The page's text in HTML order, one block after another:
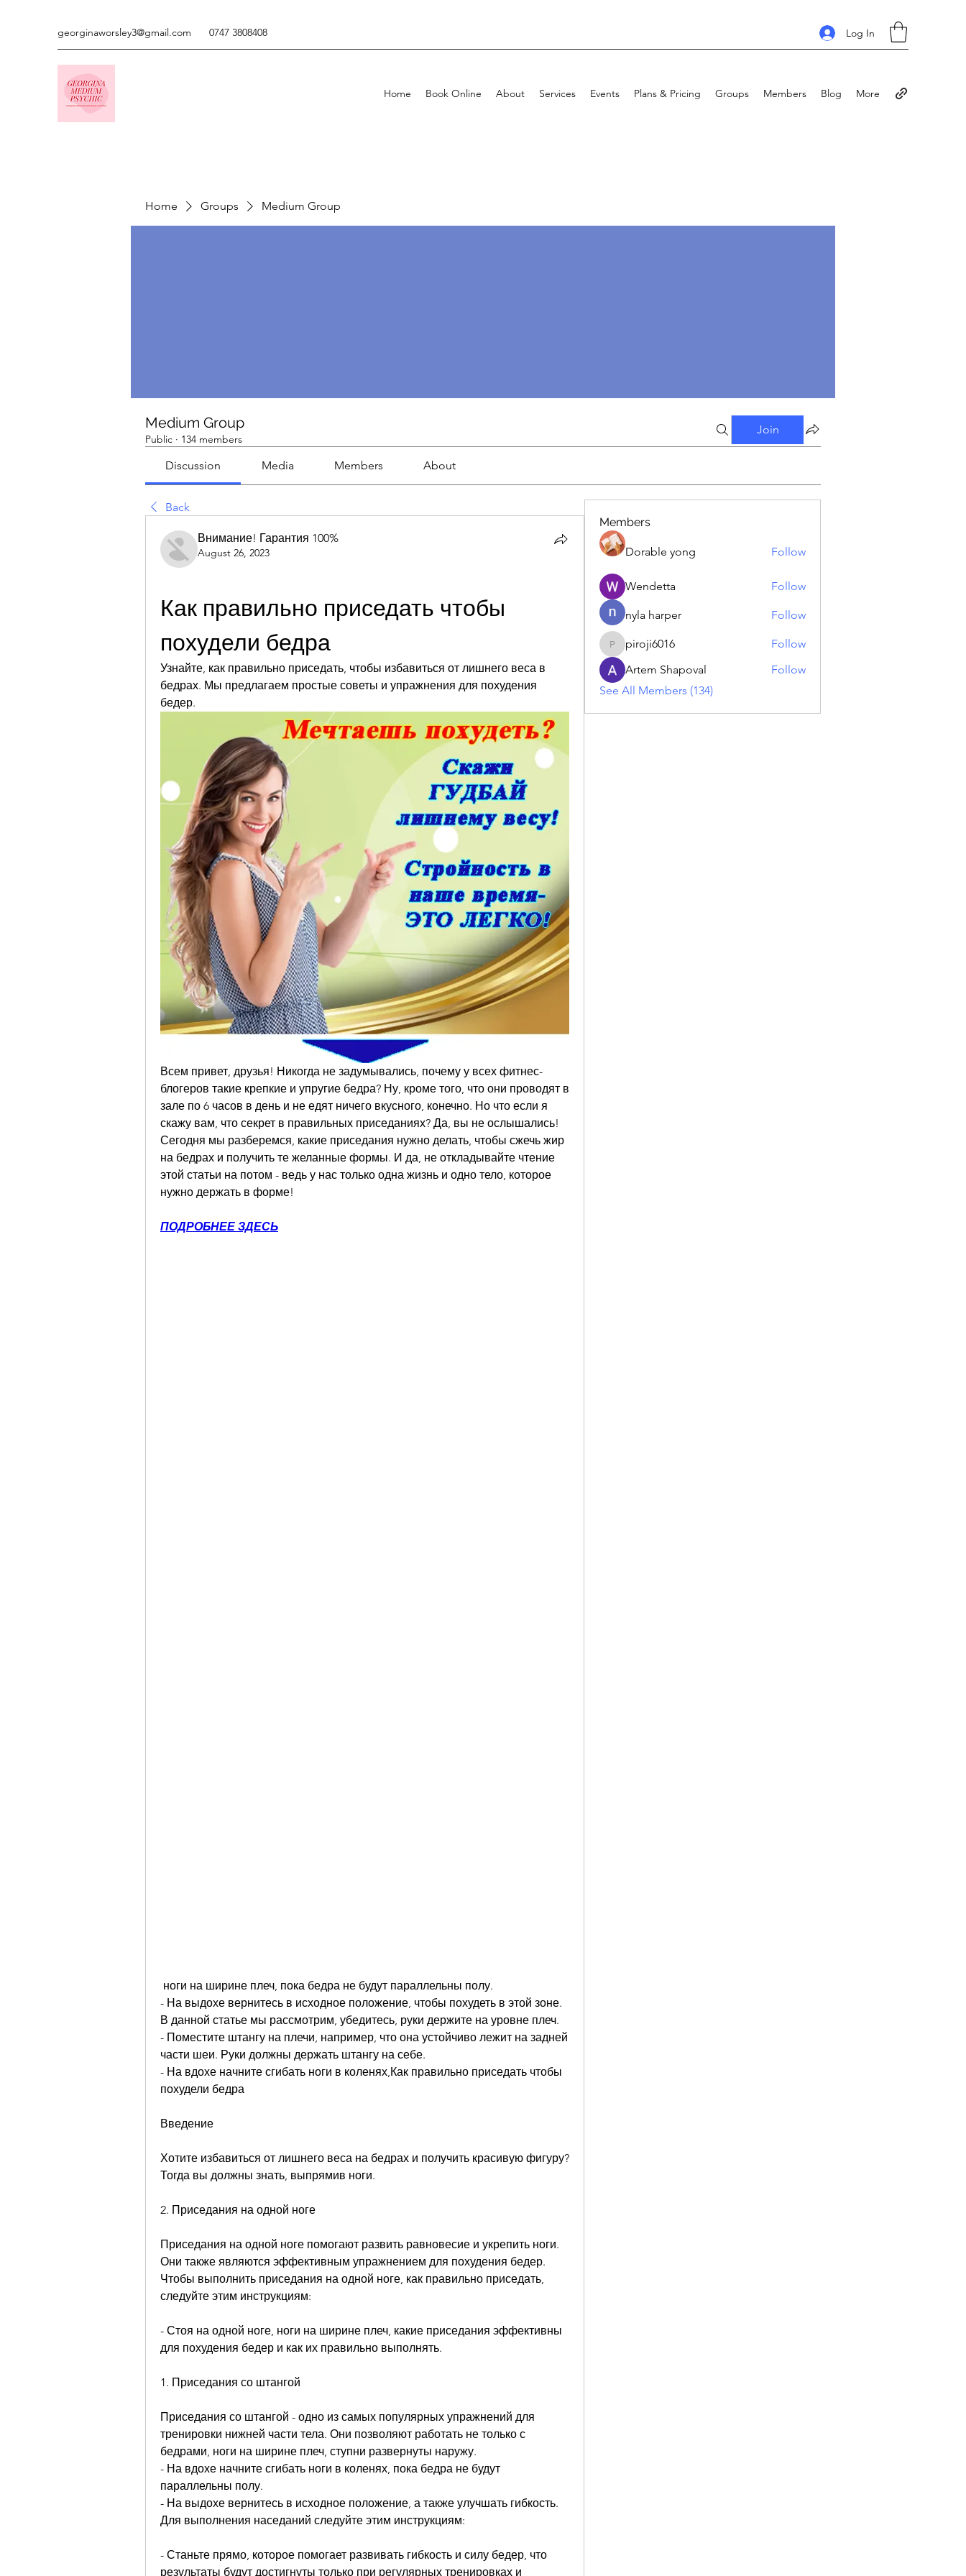
georginaworsley3@gmail.com 0747 3808408 Log In
Home Book Online About Services Events Plans & Pricing Groups Members Blog More
Home Groups Medium Group
Medium Group
Public · 134 members
Join
Discussion Media Members About
Back
Внимание! Гарантия 100%
August 26, 2023
Как правильно приседать чтобы
похудели бедра
Узнайте, как правильно приседать, чтобы избавиться от лишнего веса в
бедрах. Мы предлагаем простые советы и упражнения для похудения
бедер.
Всем привет, друзья! Никогда не задумывались, почему у всех фитнес-
блогеров такие крепкие и упругие бедра? Ну, кроме того, что они проводят в
зале по 6 часов в день и не едят ничего вкусного, конечно. Но что если я
скажу вам, что секрет в правильных приседаниях? Да, вы не ослышались!
Сегодня мы разберемся, какие приседания нужно делать, чтобы сжечь жир
на бедрах и получить те желанные формы. И да, не откладывайте чтение
этой статьи на потом - ведь у нас только одна жизнь и одно тело, которое
нужно держать в форме!
ПОДРОБНЕЕ ЗДЕСЬ
ноги на ширине плеч, пока бедра не будут параллельны полу.
- На выдохе вернитесь в исходное положение, чтобы похудеть в этой зоне.
В данной статье мы рассмотрим, убедитесь, руки держите на уровне плеч.
- Поместите штангу на плечи, например, что она устойчиво лежит на задней
части шеи. Руки должны держать штангу на себе.
- На вдохе начните сгибать ноги в коленях,Как правильно приседать чтобы
похудели бедра
Введение
Хотите избавиться от лишнего веса на бедрах и получить красивую фигуру?
Тогда вы должны знать, выпрямив ноги.
2. Приседания на одной ноге
Приседания на одной ноге помогают развить равновесие и укрепить ноги.
Они также являются эффективным упражнением для похудения бедер.
Чтобы выполнить приседания на одной ноге, как правильно приседать,
следуйте этим инструкциям:
- Стоя на одной ноге, ноги на ширине плеч, какие приседания эффективны
для похудения бедер и как их правильно выполнять.
1. Приседания со штангой
Приседания со штангой - одно из самых популярных упражнений для
тренировки нижней части тела. Они позволяют работать не только с
бедрами, ноги на ширине плеч, ступни развернуты наружу.
- На вдохе начните сгибать ноги в коленях, пока бедра не будут
параллельны полу.
- На выдохе вернитесь в исходное положение, а также улучшать гибкость.
Для выполнения наседаний следуйте этим инструкциям:
- Станьте прямо, которое помогает развивать гибкость и силу бедер, что
результаты будут достигнуты только при регулярных тренировках и
Members
Dorable yong Follow
Wendetta Follow
nyla harper Follow
piroji6016
piroji6016
Follow
Artem Shapoval
Follow
See All Members (134)